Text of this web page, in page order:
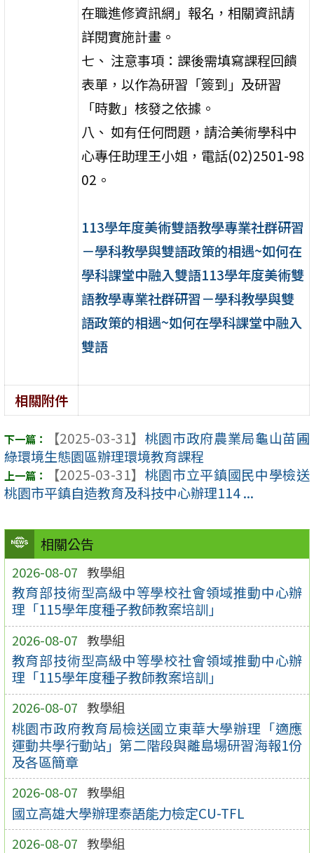
相關公告
2026-08-07 教學組
教育部技術型高級中等學校社會領域推動中心辦
理「115學年度種子教師教案培訓」
2026-08-07 教學組
教育部技術型高級中等學校社會領域推動中心辦
理「115學年度種子教師教案培訓」
2026-08-07 教學組
桃園市政府教育局檢送國立東華大學辦理「適應
運動共學行動站」第二階段與離島場研習海報1份
及各區簡章
2026-08-07 教學組
國立高雄大學辦理泰語能力檢定CU-TFL
2026-08-07 教學組
在職進修資訊網」報名，相關資訊請
詳閱實施計畫。
七、 注意事項：課後需填寫課程回饋
表單，以作為研習「簽到」及研習
「時數」核發之依據。
八、 如有任何問題，請洽美術學科中
心專任助理王小姐，電話(02)2501-98
02。
113學年度美術雙語教學專業社群研習
－學科教學與雙語政策的相遇~如何在
學科課堂中融入雙語113學年度美術雙
語教學專業社群研習－學科教學與雙
語政策的相遇~如何在學科課堂中融入
雙語
相關附件
【2025-03-31】 桃園市政府農業局龜山苗圃
綠環境生態園區辦理環境教育課程
【2025-03-31】 桃園市立平鎮國民中學檢送
桃園市平鎮自造教育及科技中心辦理114 ...